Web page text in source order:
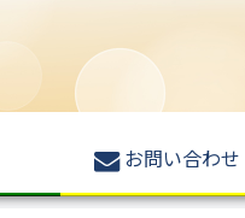
お問い合わせ